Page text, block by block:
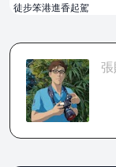
徒步笨港進香起駕
張